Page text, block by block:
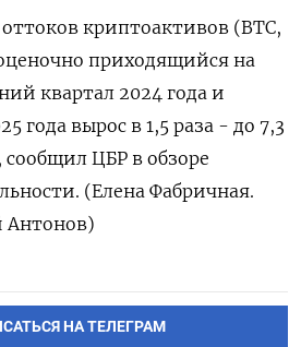
криптоактивов (BTC,
оценочно приходящийся на
квартал 2024 года и
года вырос в 1,5 раза - до 7,3
ЦБР в обзоре
(Елена Фабричная.
Антонов)
НА ТЕЛЕГРАМ